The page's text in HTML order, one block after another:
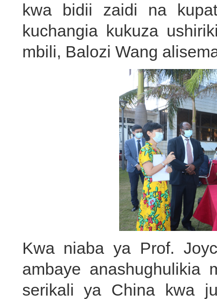
kwa bidii zaidi na
kuchangia kukuza
mbili, Balozi Wang
Kwa niaba ya Prof.
ambaye anashughulikia
serikali ya China kwa